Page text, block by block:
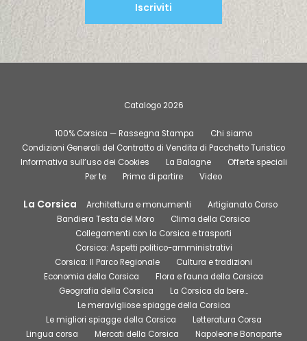
Iscriviti
Catalogo 2026
100% Corsica — Rassegna Stampa
Chi siamo
Condizioni Generali del Contratto di Vendita di Pacchetto Turistico
Informativa sull’uso dei Cookies
La Balagne
Offerte speciali
Per te
Prima di partire Video
La Corsica Architettura e monumenti
Artigianato Corso
Bandiera Testa del Moro
Clima della Corsica
Collegamenti con la Corsica e trasporti
Corsica: Aspetti politico-amministrativi
Corsica: Il Parco Regionale
Cultura e tradizioni
Economia della Corsica
Flora e fauna della Corsica
Geografia della Corsica
La Corsica da bere…
Le meravigliose spiagge della Corsica
Le migliori spiagge della Corsica
Letteratura Corsa
Lingua corsa
Mercati della Corsica
Napoleone Bonaparte